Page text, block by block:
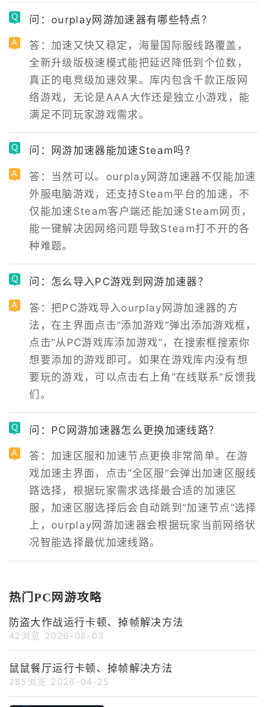
问：ourplay网游加速器有哪些特点？
答：加速又快又稳定，海量国际服线路覆盖，
全新升级版极速模式能把延迟降低到个位数，
真正的电竞级加速效果。库内包含千款正版网
络游戏，无论是AAA大作还是独立小游戏，能
满足不同玩家游戏需求。
问：网游加速器能加速Steam吗？
答：当然可以。ourplay网游加速器不仅能加速
外服电脑游戏，还支持Steam平台的加速，不
仅能加速Steam客户端还能加速Steam网页，
能一键解决因网络问题导致Steam打不开的各
种难题。
问：怎么导入PC游戏到网游加速器？
答：把PC游戏导入ourplay网游加速器的方
法，在主界面点击“添加游戏”弹出添加游戏框，
点击“从PC游戏库添加游戏”，在搜索框搜索你
想要添加的游戏即可。如果在游戏库内没有想
要玩的游戏，可以点击右上角“在线联系”反馈我
们。
问：PC网游加速器怎么更换加速线路？
答：加速区服和加速节点更换非常简单。在游
戏加速主界面，点击“全区服”会弹出加速区服线
路选择，根据玩家需求选择最合适的加速区
服，加速区服选择后会自动跳到“加速节点”选择
上，ourplay网游加速器会根据玩家当前网络状
况智能选择最优加速线路。
热门PC网游攻略
防盗大作战运行卡顿、掉帧解决方法
42浏览 2026-08-03
鼠鼠餐厅运行卡顿、掉帧解决方法
285浏览 2026-04-25